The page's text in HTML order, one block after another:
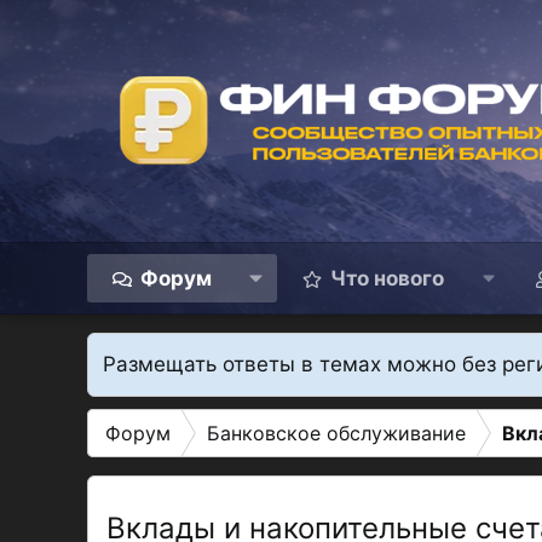
Форум Что нового
Размещать ответы в темах можно без
Форум Банковское обслуживание
Вклады и накопительные